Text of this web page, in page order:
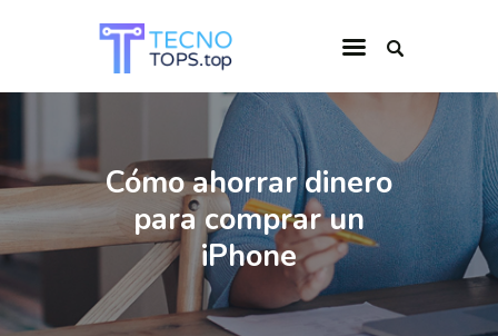
Cómo ahorrar dinero
para comprar un
iPhone
CATEGORÍAS
QUIÉNES SOMOS